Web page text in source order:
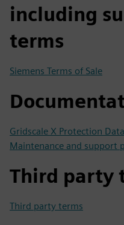
including
terms
Siemens Terms of Sale
Gridscale X Protection
Maintenance and support
Third party
Third party terms